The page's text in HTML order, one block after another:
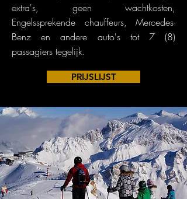
extra's, geen wachtkosten,
Engelssprekende chauffeurs, Mercedes-
Benz en andere auto's tot 7 (8)
passagiers tegelijk.
PRIJSLIJST